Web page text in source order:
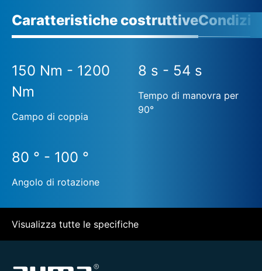
Caratteristiche costruttive
150 Nm - 1200
Nm
Campo di coppia
8 s - 54 s
Tempo di manovra per
90°
80 ° - 100 °
Angolo di rotazione
Visualizza tutte le specifiche